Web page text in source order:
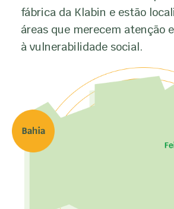
fábrica da Klabin e estão
áreas que merecem atenção
à vulnerabilidade social.